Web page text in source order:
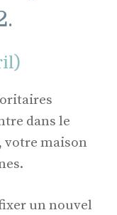
dans le
votre maison
un nouvel